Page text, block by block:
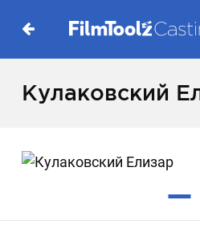
Кулаковский